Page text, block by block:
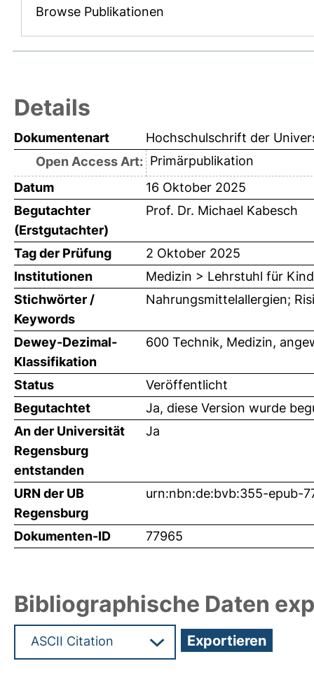
Browse Publikationen
Details
Dokumentenart
Hochschulschrift der
Open Access Art: Primärpublikation
Datum
16 Oktober 2025
Begutachter
(Erstgutachter)
Prof. Dr. Michael Kabesch
Tag der Prüfung
2 Oktober 2025
Institutionen
Medizin > Lehrstuhl für
Stichwörter /
Keywords
Nahrungsmittelallergien;
Dewey-Dezimal-
Klassifikation
600 Technik, Medizin,
Status
Veröffentlicht
Begutachtet
Ja, diese Version wurde
An der Universität
Regensburg
entstanden
Ja
URN der UB
Regensburg
urn:nbn:de:bvb:355-epub-
Dokumenten-ID 77965
Bibliographische Daten